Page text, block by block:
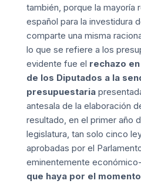
también, porque la mayoría
español para la investidura
comparte una misma
lo que se refiere a los
evidente fue el rechazo
de los Diputados a la
presupuestaria
antesala de la elaboración
resultado, en el primer año
legislatura, tan solo cinco
aprobadas por el
eminentemente
que haya por el